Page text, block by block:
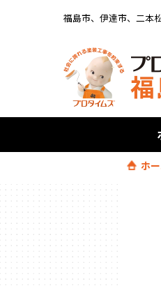
福島市、伊達市、二本
ホ